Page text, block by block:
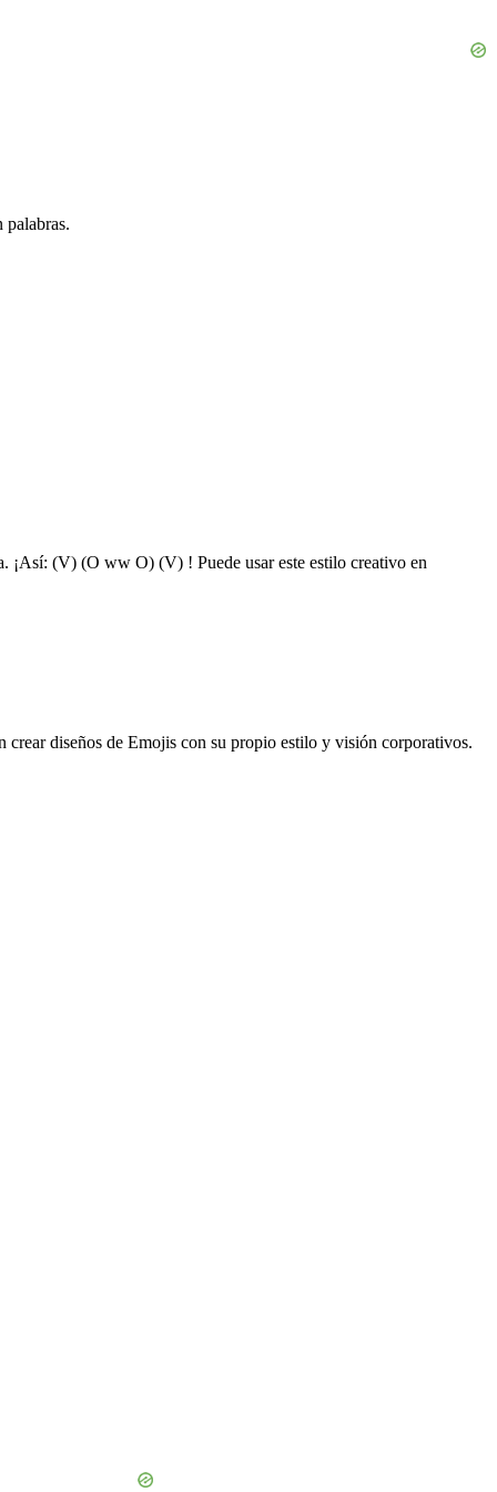
palabras.
¡Así: (V) (O ww O) (V) ! Puede usar este estilo creativo en
crear diseños de Emojis con su propio estilo y visión corporativos.